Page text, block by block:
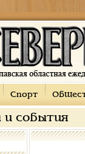
Спорт
и события